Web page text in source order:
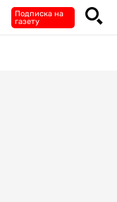
Подписка на
газету